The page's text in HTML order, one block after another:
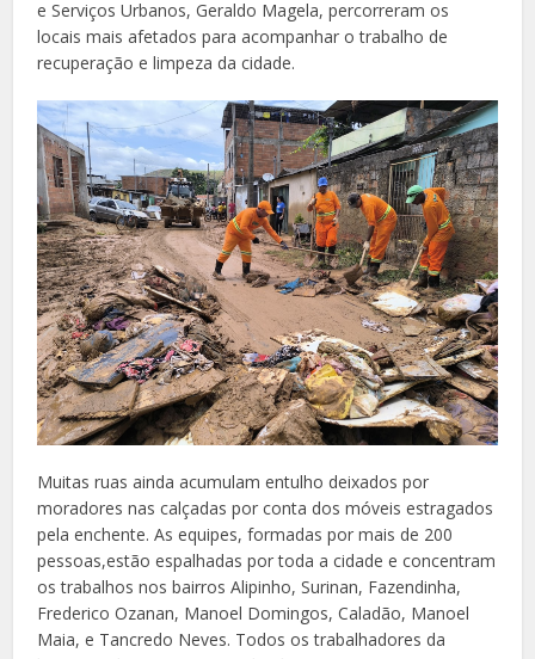
e Serviços Urbanos, Geraldo Magela, percorreram os
locais mais afetados para acompanhar o trabalho de
recuperação e limpeza da cidade.
Muitas ruas ainda acumulam entulho deixados por
moradores nas calçadas por conta dos móveis estragados
pela enchente. As equipes, formadas por mais de 200
pessoas,estão espalhadas por toda a cidade e concentram
os trabalhos nos bairros Alipinho, Surinan, Fazendinha,
Frederico Ozanan, Manoel Domingos, Caladão, Manoel
Maia, e Tancredo Neves. Todos os trabalhadores da